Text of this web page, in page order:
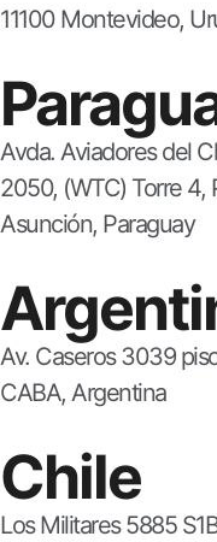
11100 Montevideo,
Avda. Aviadores del
2050, (WTC) Torre 4,
Asunción, Paraguay
Av. Caseros 3039
CABA, Argentina
Chile
Los Militares 5885 S1B